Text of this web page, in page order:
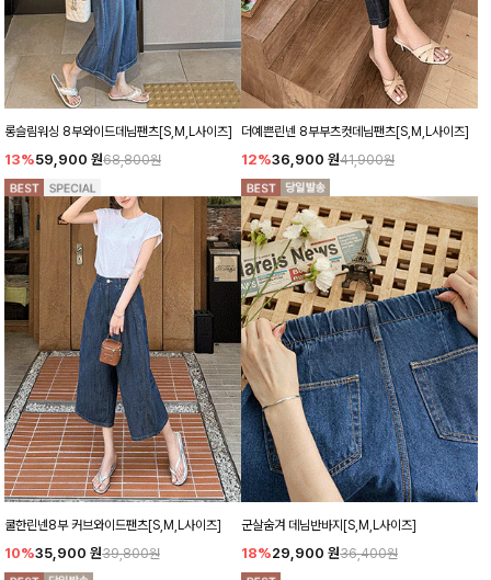
롱슬림워싱 8부와이드데님팬츠[S,M,L사이즈]
13%59,900 원68,800원
더예쁜린넨 8부부츠컷데님팬츠[S,M,L사이즈]
12%36,900 원41,900원
쿨한린넨8부 커브와이드팬츠[S,M,L사이즈]
10%35,900 원39,800원
군살숨겨 데님반바지[S,M,L사이즈]
18%29,900 원36,400원